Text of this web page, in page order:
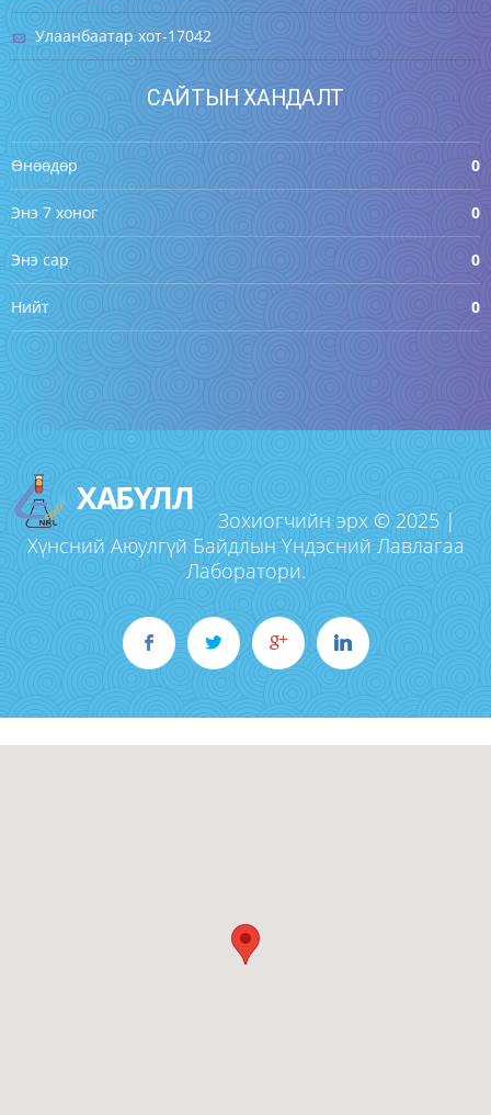
Улаанбаатар хот-17042
САЙТЫН ХАНДАЛТ
Өнөөдөр 0
Энэ 7 хоног 0
Энэ сар 0
Нийт 0
ХАБҮЛЛ
Зохиогчийн эрх © 2025 |
Хүнсний Аюулгүй Байдлын Үндэсний Лавлагаа
Лаборатори.